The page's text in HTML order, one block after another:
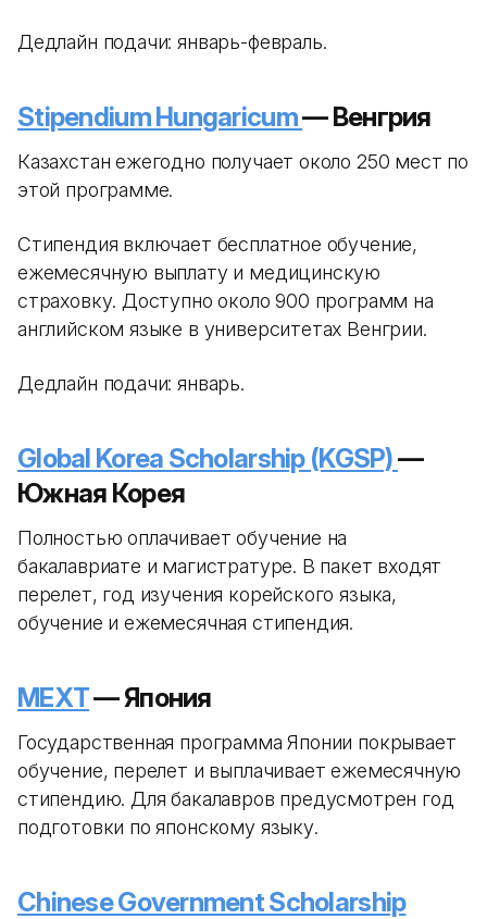
Дедлайн подачи: январь-февраль.
Stipendium Hungaricum— Венгрия
Казахстан ежегодно получает около 250 мест по
этой программе.
Стипендия включает бесплатное обучение,
ежемесячную выплату и медицинскую
страховку. Доступно около 900 программ на
английском языке в университетах Венгрии.
Дедлайн подачи: январь.
Global Korea Scholarship (KGSP)—
Южная Корея
Полностью оплачивает обучение на
бакалавриате и магистратуре. В пакет входят
перелет, год изучения корейского языка,
обучение и ежемесячная стипендия.
MEXT— Япония
Государственная программа Японии покрывает
обучение, перелет и выплачивает ежемесячную
стипендию. Для бакалавров предусмотрен год
подготовки по японскому языку.
Chinese Government Scholarship